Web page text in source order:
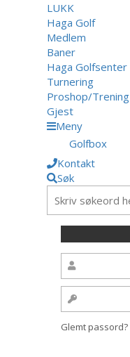
LUKK
Haga Golf
Medlem
Baner
Haga Golfsenter
Turnering
Proshop/Trening
Gjest
Meny
Golfbox
Kontakt
Søk
Glemt passord?